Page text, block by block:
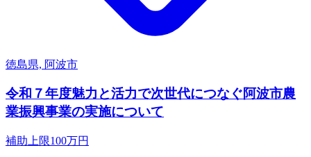
徳島県, 阿波市
令和７年度魅力と活力で次世代につなぐ阿波市農
業振興事業の実施について
補助上限100万円